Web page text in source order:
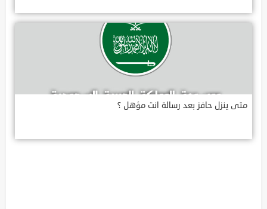
متى ينزل حافز بعد رسالة انت مؤهل ؟